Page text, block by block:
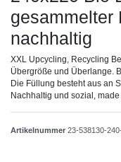
gesammelter
nachhaltig
XXL Upcycling, Recycling
Übergröße und Überlange.
Die Füllung besteht aus an
Nachhaltig und sozial, made
Artikelnummer 23-538130-